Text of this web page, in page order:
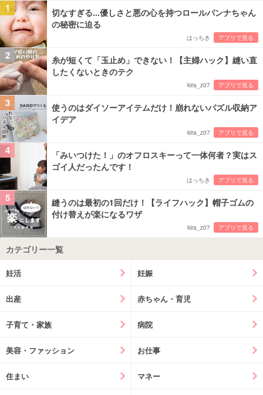
1
切なすぎる...優しさと悪の心を持つロールパンナちゃん
の秘密に迫る
はっちき アプリで見る
2
糸が短くて「玉止め」できない！【主婦ハック】縫い直
したくないときのテク
kira_z07 アプリで見る
3
使うのはダイソーアイテムだけ！崩れないパズル収納ア
イデア
kira_z07 アプリで見る
4
「みいつけた！」のオフロスキーって一体何者？実はス
ゴイ人だったんです！
はっちき アプリで見る
5
縫うのは最初の1回だけ！【ライフハック】帽子ゴムの
付け替えが楽になるワザ
kira_z07 アプリで見る
カテゴリー一覧
妊活 妊娠
出産 赤ちゃん・育児
子育て・家族 病院
美容・ファッション お仕事
住まい マネー